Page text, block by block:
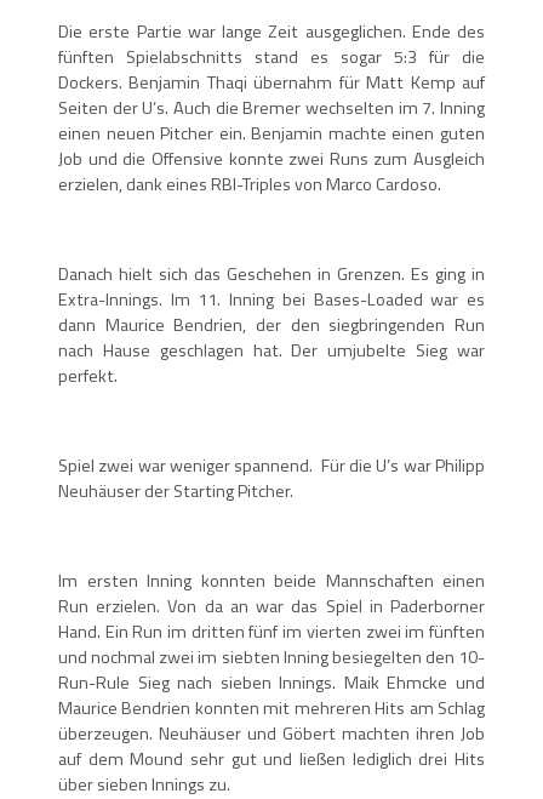
Die erste Partie war lange Zeit ausgeglichen. Ende des
fünften Spielabschnitts stand es sogar 5:3 für die
Dockers. Benjamin Thaqi übernahm für Matt Kemp auf
Seiten der U’s. Auch die Bremer wechselten im 7. Inning
einen neuen Pitcher ein. Benjamin machte einen guten
Job und die Offensive konnte zwei Runs zum Ausgleich
erzielen, dank eines RBI-Triples von Marco Cardoso.
Danach hielt sich das Geschehen in Grenzen. Es ging in
Extra-Innings. Im 11. Inning bei Bases-Loaded war es
dann Maurice Bendrien, der den siegbringenden Run
nach Hause geschlagen hat. Der umjubelte Sieg war
perfekt.
Spiel zwei war weniger spannend. Für die U’s war Philipp
Neuhäuser der Starting Pitcher.
Im ersten Inning konnten beide Mannschaften einen
Run erzielen. Von da an war das Spiel in Paderborner
Hand. Ein Run im dritten fünf im vierten zwei im fünften
und nochmal zwei im siebten Inning besiegelten den 10-
Run-Rule Sieg nach sieben Innings. Maik Ehmcke und
Maurice Bendrien konnten mit mehreren Hits am Schlag
überzeugen. Neuhäuser und Göbert machten ihren Job
auf dem Mound sehr gut und ließen lediglich drei Hits
über sieben Innings zu.